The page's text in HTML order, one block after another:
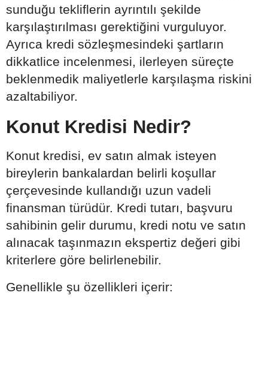
sunduğu tekliflerin ayrıntılı şekilde
karşılaştırılması gerektiğini vurguluyor.
Ayrıca kredi sözleşmesindeki şartların
dikkatlice incelenmesi, ilerleyen süreçte
beklenmedik maliyetlerle karşılaşma riskini
azaltabiliyor.
Konut Kredisi Nedir?
Konut kredisi, ev satın almak isteyen
bireylerin bankalardan belirli koşullar
çerçevesinde kullandığı uzun vadeli
finansman türüdür. Kredi tutarı, başvuru
sahibinin gelir durumu, kredi notu ve satın
alınacak taşınmazın ekspertiz değeri gibi
kriterlere göre belirlenebilir.
Genellikle şu özellikleri içerir: